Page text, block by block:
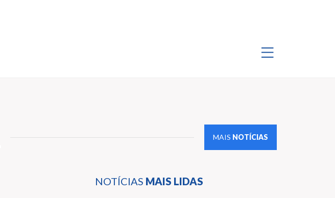
MAIS NOTÍCIAS
NOTÍCIAS MAIS LIDAS